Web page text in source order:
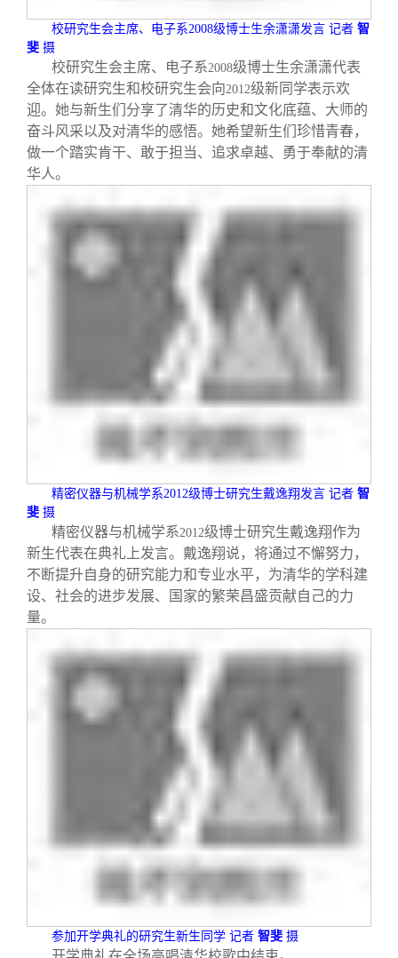
校研究生会主席、电子系2008级博士生余潇潇发言 记者 智
斐 摄
校研究生会主席、电子系2008级博士生余潇潇代表
全体在读研究生和校研究生会向2012级新同学表示欢
迎。她与新生们分享了清华的历史和文化底蕴、大师的
奋斗风采以及对清华的感悟。她希望新生们珍惜青春，
做一个踏实肯干、敢于担当、追求卓越、勇于奉献的清
华人。
精密仪器与机械学系2012级博士研究生戴逸翔发言 记者 智
斐 摄
精密仪器与机械学系2012级博士研究生戴逸翔作为
新生代表在典礼上发言。戴逸翔说，将通过不懈努力，
不断提升自身的研究能力和专业水平，为清华的学科建
设、社会的进步发展、国家的繁荣昌盛贡献自己的力
量。
参加开学典礼的研究生新生同学 记者 智斐 摄